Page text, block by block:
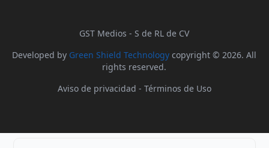
GST Medios - S de RL de CV
Developed by Green Shield Technology copyright © 2026. All
rights reserved.
Aviso de privacidad - Términos de Uso